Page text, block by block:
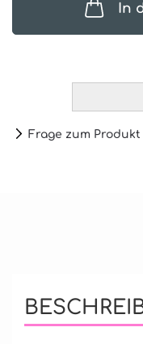
In
Frage zum Produkt